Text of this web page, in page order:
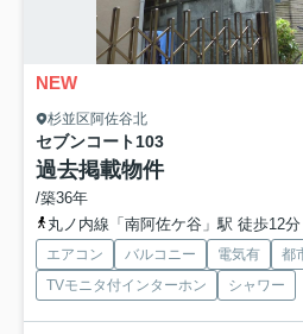
NEW
杉並区阿佐谷北
セブンコート103
過去掲載物件
/築36年
丸ノ内線「南阿佐ケ谷」駅 徒歩12分
エアコン バルコニー 電気有
都
TVモニタ付インターホン
シャワー